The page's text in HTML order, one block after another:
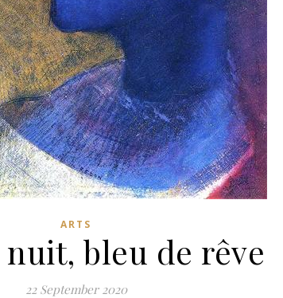
ARTS
bleu de rêve
22 September 2020